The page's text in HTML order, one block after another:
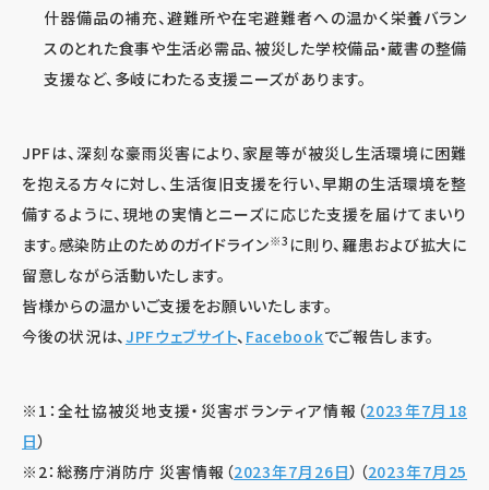
什器備品の補充、避難所や在宅避難者への温かく栄養バラン
スのとれた食事や生活必需品、被災した学校備品・蔵書の整備
支援など、多岐にわたる支援ニーズがあります。
JPFは、深刻な豪雨災害により、家屋等が被災し生活環境に困難
を抱える方々に対し、生活復旧支援を行い、早期の生活環境を整
備するように、現地の実情とニーズに応じた支援を届けてまいり
ます。感染防止のためのガイドライン※3 に則り、羅患および拡大に
留意しながら活動いたします。
皆様からの温かいご支援をお願いいたします。
今後の状況は、JPFウェブサイト、 Facebookでご報告します。
※1：全社協被災地支援・災害ボランティア情報（2023年7月18
日）
※2：総務庁消防庁 災害情報（2023年7月26日）（2023年7月25